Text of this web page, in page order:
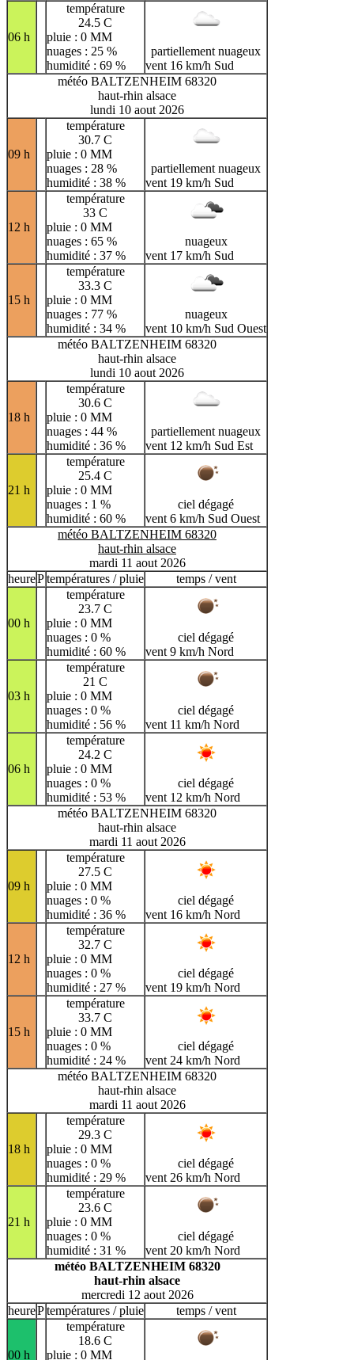
06 h
température
24.5 C
pluie : 0 MM
nuages : 25 %
humidité : 69 %
partiellement nuageux
vent 16 km/h Sud
météo BALTZENHEIM 68320
haut-rhin alsace
lundi 10 aout 2026
09 h
température
30.7 C
pluie : 0 MM
nuages : 28 %
humidité : 38 %
partiellement nuageux
vent 19 km/h Sud
12 h
température
33 C
pluie : 0 MM
nuages : 65 %
humidité : 37 %
nuageux
vent 17 km/h Sud
15 h
température
33.3 C
pluie : 0 MM
nuages : 77 %
humidité : 34 %
nuageux
vent 10 km/h Sud Ouest
météo BALTZENHEIM 68320
haut-rhin alsace
lundi 10 aout 2026
18 h
température
30.6 C
pluie : 0 MM
nuages : 44 %
humidité : 36 %
partiellement nuageux
vent 12 km/h Sud Est
21 h
température
25.4 C
pluie : 0 MM
nuages : 1 %
humidité : 60 %
ciel dégagé
vent 6 km/h Sud Ouest
météo BALTZENHEIM 68320
haut-rhin alsace
mardi 11 aout 2026
heurePtempératures / pluie temps / vent
00 h
température
23.7 C
pluie : 0 MM
nuages : 0 %
humidité : 60 %
ciel dégagé
vent 9 km/h Nord
03 h
température
21 C
pluie : 0 MM
nuages : 0 %
humidité : 56 %
ciel dégagé
vent 11 km/h Nord
06 h
température
24.2 C
pluie : 0 MM
nuages : 0 %
humidité : 53 %
ciel dégagé
vent 12 km/h Nord
météo BALTZENHEIM 68320
haut-rhin alsace
mardi 11 aout 2026
09 h
température
27.5 C
pluie : 0 MM
nuages : 0 %
humidité : 36 %
ciel dégagé
vent 16 km/h Nord
12 h
température
32.7 C
pluie : 0 MM
nuages : 0 %
humidité : 27 %
ciel dégagé
vent 19 km/h Nord
15 h
température
33.7 C
pluie : 0 MM
nuages : 0 %
humidité : 24 %
ciel dégagé
vent 24 km/h Nord
météo BALTZENHEIM 68320
haut-rhin alsace
mardi 11 aout 2026
18 h
température
29.3 C
pluie : 0 MM
nuages : 0 %
humidité : 29 %
ciel dégagé
vent 26 km/h Nord
21 h
température
23.6 C
pluie : 0 MM
nuages : 0 %
humidité : 31 %
ciel dégagé
vent 20 km/h Nord
météo BALTZENHEIM 68320
haut-rhin alsace
mercredi 12 aout 2026
heurePtempératures / pluie temps / vent
00 h
température
18.6 C
pluie : 0 MM